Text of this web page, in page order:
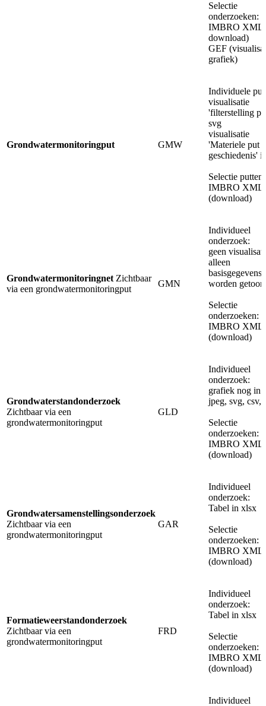
Selectie
onderzoeken:
IMBRO XML
download)
GEF
grafiek)
Grondwatermonitoringput GMW
Individuele
visualisatie
'filterstelling
svg
visualisatie
'Materiele put
geschiedenis'
Selectie putten:
IMBRO XML
(download)
Grondwatermonitoringnet Zichtbaar
via een grondwatermonitoringput
GMN
Individueel
onderzoek:
geen
alleen
basisgegevens
worden
Selectie
onderzoeken:
IMBRO XML
(download)
Grondwaterstandonderzoek
Zichtbaar via een
grondwatermonitoringput
GLD
Individueel
onderzoek:
grafiek nog in
jpeg, svg, csv,
Selectie
onderzoeken:
IMBRO XML
(download)
Grondwatersamenstellingsonderzoek
Zichtbaar via een
grondwatermonitoringput
GAR
Individueel
onderzoek:
Tabel in xlsx
Selectie
onderzoeken:
IMBRO XML
(download)
Formatieweerstandonderzoek
Zichtbaar via een
grondwatermonitoringput
FRD
Individueel
onderzoek:
Tabel in xlsx
Selectie
onderzoeken:
IMBRO XML
(download)
Individueel